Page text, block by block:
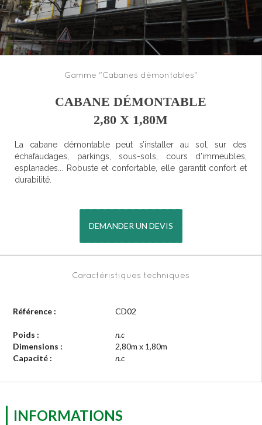
Gamme "Cabanes démontables"
CABANE DÉMONTABLE
2,80 X 1,80M
La cabane démontable peut s’installer au sol, sur des
échafaudages, parkings, sous-sols, cours d’immeubles,
esplanades... Robuste et confortable, elle garantit confort et
durabilité.
DEMANDER UN DEVIS
Caractéristiques techniques
Référence : CD02
Poids :
n.c
Dimensions :
2,80m x 1,80m
Capacité :
n.c
INFORMATIONS